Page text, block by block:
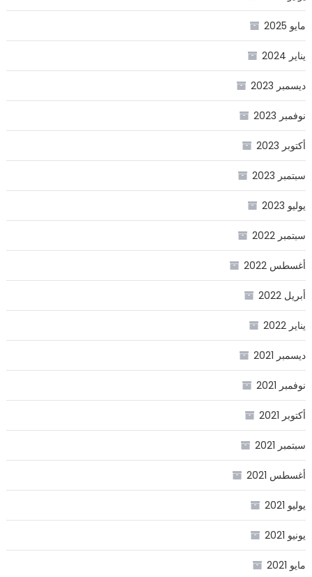
مايو 2025
يناير 2024
ديسمبر 2023
نوفمبر 2023
أكتوبر 2023
سبتمبر 2023
يوليو 2023
سبتمبر 2022
أغسطس 2022
أبريل 2022
يناير 2022
ديسمبر 2021
نوفمبر 2021
أكتوبر 2021
سبتمبر 2021
أغسطس 2021
يوليو 2021
يونيو 2021
مايو 2021